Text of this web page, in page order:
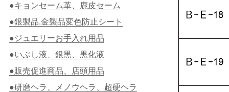
●キョンセーム革、鹿皮セーム
●銀製品.金製品変色防止シート
●ジュエリーお手入れ用品
●いぶし液、銀黒、黒化液
●販売促進商品、店頭用品
●研磨ヘラ、メノウヘラ、超硬ヘラ